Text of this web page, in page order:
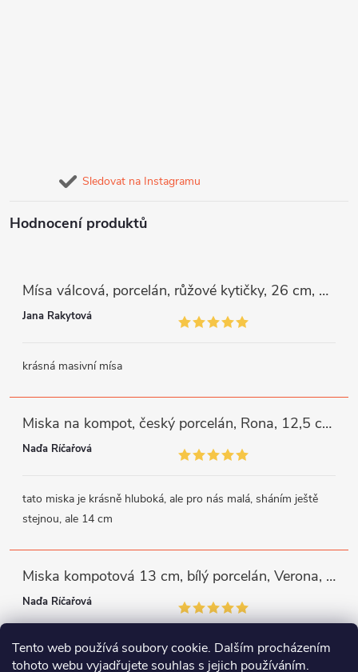
Tento web používá soubory cookie. Dalším procházením
tohoto webu vyjadřujete souhlas s jejich používáním.
Sledovat na Instagramu
Hodnocení produktů
Mísa válcová, porcelán, růžové kytičky, 26 cm, G. Benedikt
Jana Rakytová
krásná masivní mísa
Miska na kompot, český porcelán, Rona, 12,5 cm, bílý, G. Benedikt
Naďa Říčařová
tato miska je krásně hluboká, ale pro nás malá, sháním ještě
stejnou, ale 14 cm
Miska kompotová 13 cm, bílý porcelán, Verona, G. Benedikt
Naďa Říčařová
miska je trochu mělká, ale využiji